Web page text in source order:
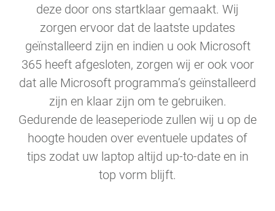
deze door ons startklaar gemaakt. Wij
zorgen ervoor dat de laatste updates
geïnstalleerd zijn en indien u ook Microsoft
365 heeft afgesloten, zorgen wij er ook voor
dat alle Microsoft programma’s geïnstalleerd
zijn en klaar zijn om te gebruiken.
Gedurende de leaseperiode zullen wij u op de
hoogte houden over eventuele updates of
tips zodat uw laptop altijd up-to-date en in
top vorm blijft.